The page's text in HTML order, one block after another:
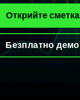
Открийте сметка
Безплатно демо